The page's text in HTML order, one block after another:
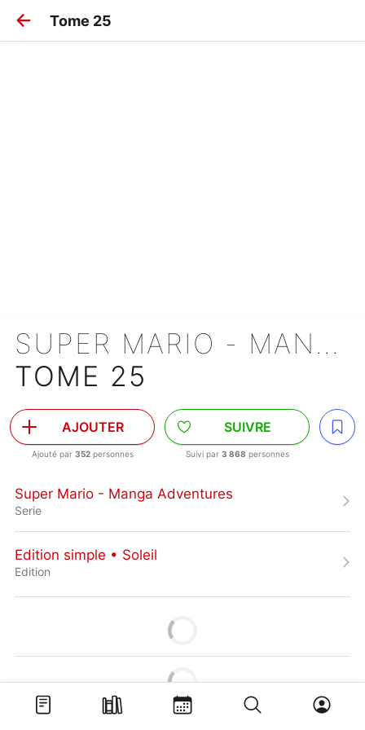
Tome 25
SUPER MARIO - MANGA ADVENTURES
TOME 25
AJOUTER
Ajouté par 352personnes
SUIVRE
Suivi par 3 868 personnes
Super Mario - Manga Adventures
Serie
Edition simple • Soleil
Edition